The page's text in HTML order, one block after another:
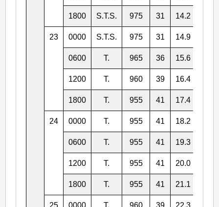
1800 S.T.S. 975 31 14.2
23 0000 S.T.S. 975 31 14.9
0600 T. 965 36 15.6
1200 T. 960 39 16.4
1800 T. 955 41 17.4
24 0000 T. 955 41 18.2
0600 T. 955 41 19.3
1200 T. 955 41 20.0
1800 T. 955 41 21.1